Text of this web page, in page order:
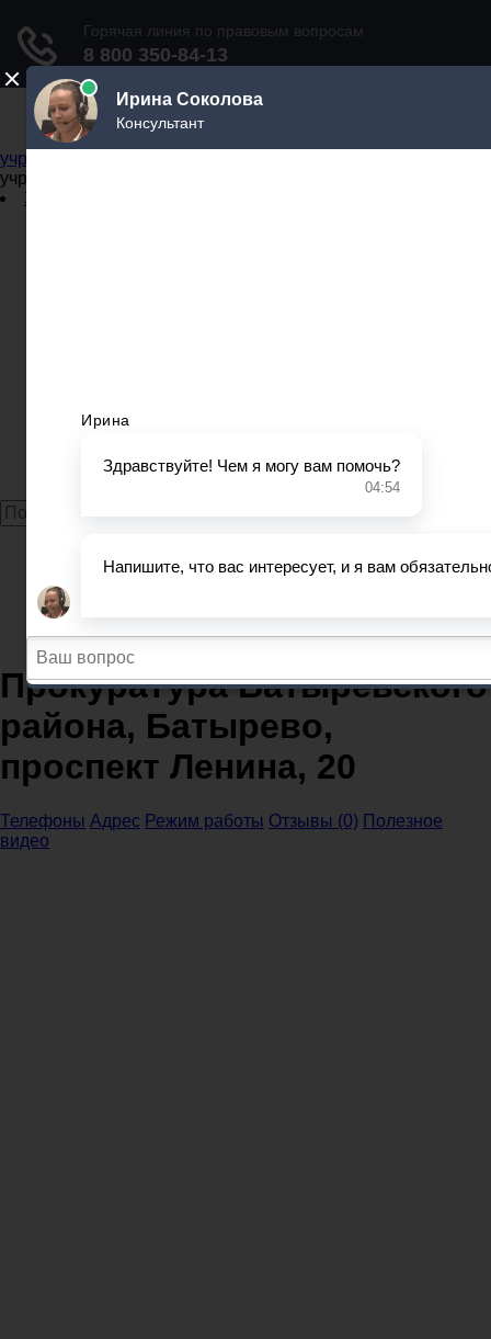
Не официальный справочник государственных
учреждений
учреждений
Задать вопрос юристу
Судебные приставы
Задать вопрос юристу
Прокуратура
Чувашская Республика
Прокуратура Батыревского района, Батырево,
проспект Ленина, 20
Прокуратура Батыревского
района, Батырево,
проспект Ленина, 20
Телефоны Адрес Режим работы Отзывы (0) Полезное
видео